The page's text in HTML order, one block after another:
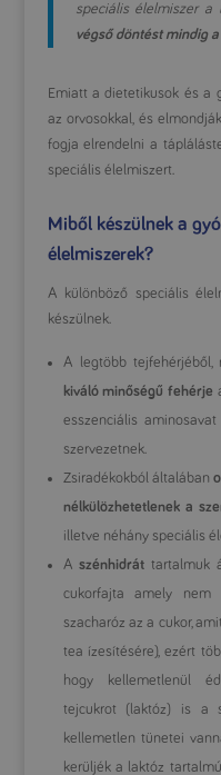
speciális élelmiszer a
végső döntést mindig
Emiatt a dietetikusok és a
az orvosokkal, és
fogja elrendelni a
speciális élelmiszert.
Miből készülnek a
élelmiszerek?
A különböző speciális
készülnek.
A legtöbb tejfehérjéből,
kiváló minőségű fehérje
esszenciális
szervezetnek.
Zsiradékokból általában
nélkülözhetetlenek a
illetve néhány speciális
Aszénhidrát tartalmuk
cukorfajta amely
szacharóz az a cukor,
tea ízesítésére), ezért
hogy kellemetlenül
tejcukrot (laktóz) is a
kellemetlen tünetei
kerüljék a laktóz